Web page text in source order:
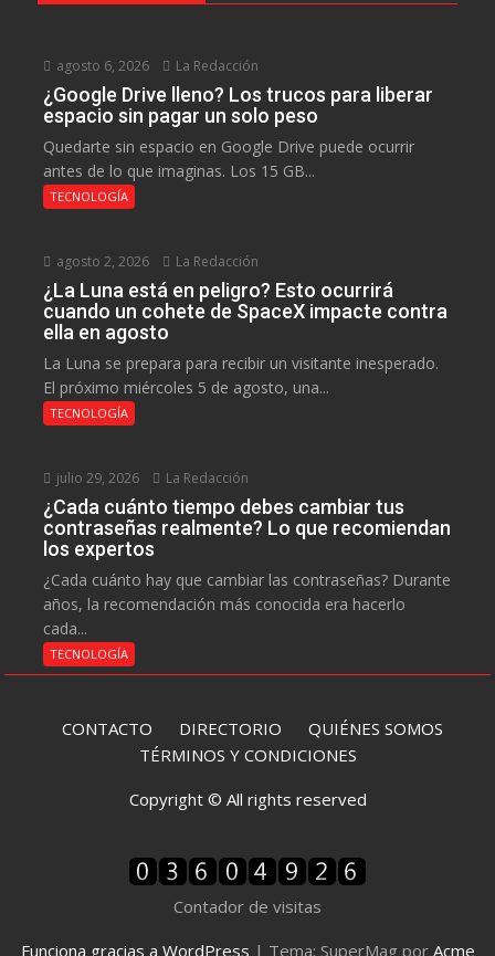
agosto 6, 2026 La Redacción
¿Google Drive lleno? Los trucos para liberar
espacio sin pagar un solo peso
Quedarte sin espacio en Google Drive puede ocurrir
antes de lo que imaginas. Los 15 GB...
TECNOLOGÍA
agosto 2, 2026 La Redacción
¿La Luna está en peligro? Esto ocurrirá
cuando un cohete de SpaceX impacte contra
ella en agosto
La Luna se prepara para recibir un visitante inesperado.
El próximo miércoles 5 de agosto, una...
TECNOLOGÍA
julio 29, 2026 La Redacción
¿Cada cuánto tiempo debes cambiar tus
contraseñas realmente? Lo que recomiendan
los expertos
¿Cada cuánto hay que cambiar las contraseñas? Durante
años, la recomendación más conocida era hacerlo
cada...
TECNOLOGÍA
CONTACTO DIRECTORIO QUIÉNES SOMOS
TÉRMINOS Y CONDICIONES
Copyright © All rights reserved
Contador de visitas
Funciona gracias a WordPress | Tema: SuperMag por Acme